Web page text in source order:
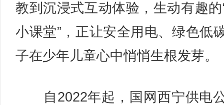
教到沉浸式互动体验，生动有趣的
小课堂”，正让安全用电、绿色低
子在少年儿童心中悄悄生根发芽。
自2022年起，国网西宁供电